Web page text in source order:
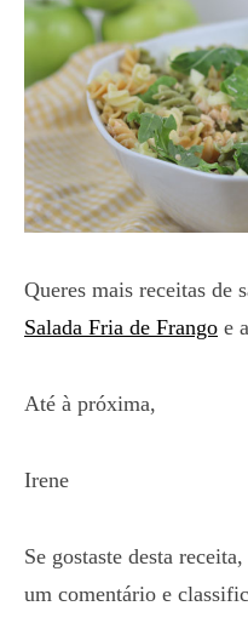
Queres mais receitas de
Salada Fria de Frango e a
Até à próxima,
Irene
Se gostaste desta
um comentário e